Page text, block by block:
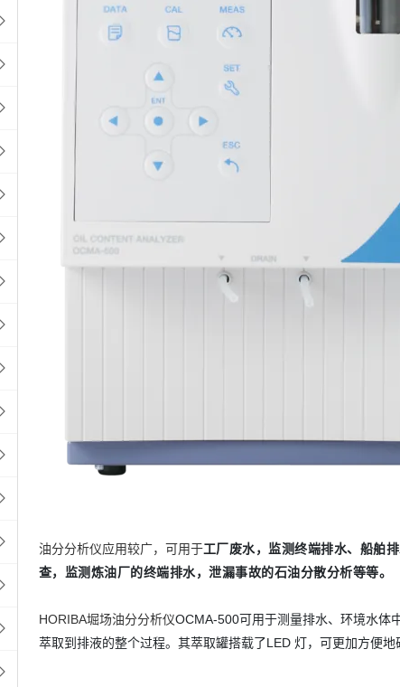
油分分析仪应用较广，可用于工厂废水， 监测终端排水、 船舶排
查，监测炼油厂的终端排水，泄漏事故的石油分散分析等等。
HORIBA堀场油分分析仪OCMA-500可用于测量排水、环境水体
萃取到排液的整个过程。其萃取罐搭载了LED 灯，可更加方便地